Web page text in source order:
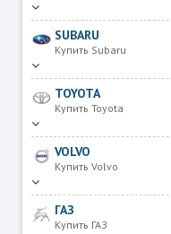
SUBARU
Купить Subaru
TOYOTA
Купить Toyota
VOLVO
Купить Volvo
ГАЗ
Купить ГАЗ